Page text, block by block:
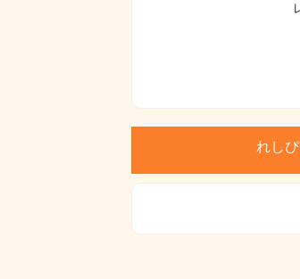
れし